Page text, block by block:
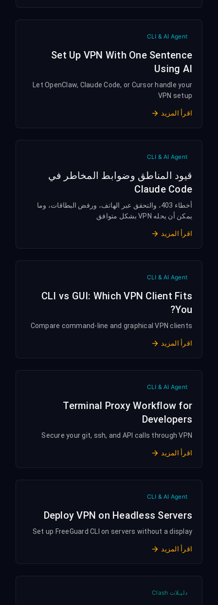
CLI & AI Agent
Set Up VPN With One Sentence
Using AI
Let OpenClaw, Claude Code, or Cursor handle your
VPN setup
اقرأ المزيد
CLI & AI Agent
قيود المناطق وضوابط المخاطر في
Claude Code
أخطاء 403، والتحقق عبر الهاتف، ورفض البطاقات، وما
يمكن أن يحله VPN بشكل متوافق
اقرأ المزيد
CLI & AI Agent
CLI vs GUI: Which VPN Client Fits
You?
Compare command-line and graphical VPN clients
اقرأ المزيد
CLI & AI Agent
Terminal Proxy Workflow for
Developers
Secure your git, ssh, and API calls through VPN
اقرأ المزيد
CLI & AI Agent
Deploy VPN on Headless Servers
Set up FreeGuard CLI on servers without a display
اقرأ المزيد
دليـلات Clash